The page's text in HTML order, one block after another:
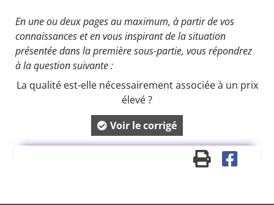
En une ou deux pages au maximum, à partir de vos
connaissances et en vous inspirant de la situation
présentée dans la première sous-partie, vous répondrez
à la question suivante :
La qualité est-elle nécessairement associée à un prix
élevé ?
Voir le corrigé